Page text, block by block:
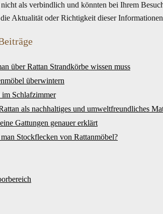
nicht als verbindlich und könnten bei Ihrem
Aktualität oder Richtigkeit dieser
über Rattan Strandkörbe wissen muss
überwintern
im Schlafzimmer
als nachhaltiges und umweltfreundliches
Gattungen genauer erklärt
Stockflecken von Rattanmöbel?